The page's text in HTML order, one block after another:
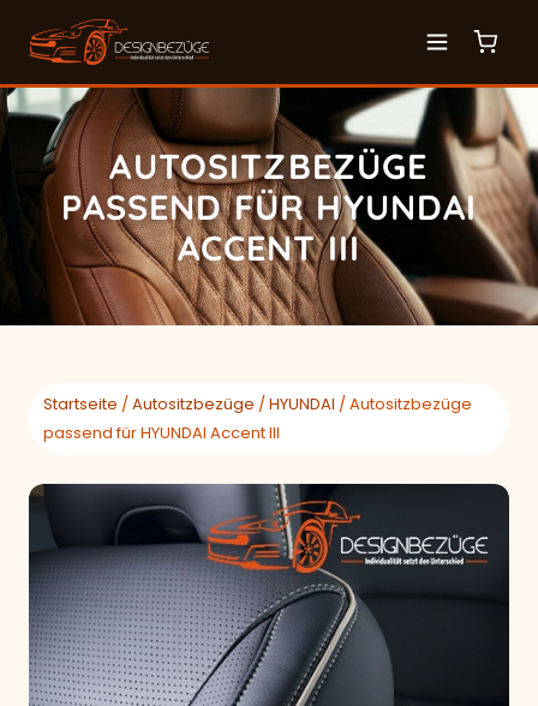
AUTOSITZBEZÜGE
PASSEND FÜR HYUNDAI
ACCENT III
Startseite /Autositzbezüge /HYUNDAI / Autositzbezüge
passend für HYUNDAI Accent III